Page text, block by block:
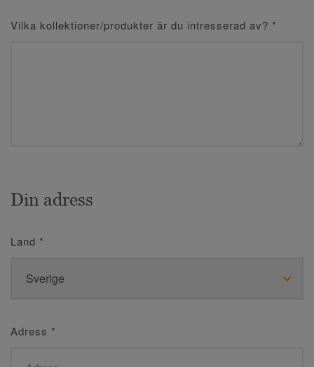
Vilka kollektioner/produkter är du intresserad av? *
Din adress
Land *
Adress *